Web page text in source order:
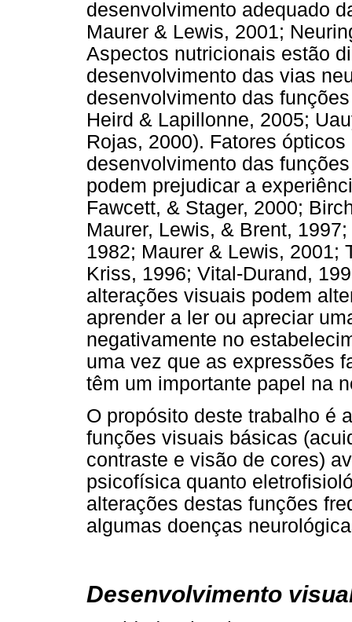
desenvolvimento adequado
Maurer & Lewis, 2001;
Aspectos nutricionais estão
desenvolvimento das vias
desenvolvimento das
Heird & Lapillonne, 2005;
Rojas, 2000). Fatores
desenvolvimento das
podem prejudicar a
Fawcett, & Stager, 2000;
Maurer, Lewis, & Brent,
1982; Maurer & Lewis, 2001;
Kriss, 1996; Vital-Durand,
alterações visuais podem
aprender a ler ou apreciar
negativamente no
uma vez que as expressões
têm um importante papel na
O propósito deste trabalho é
funções visuais básicas
contraste e visão de cores)
psicofísica quanto
alterações destas funções
algumas doenças
Desenvolvimento